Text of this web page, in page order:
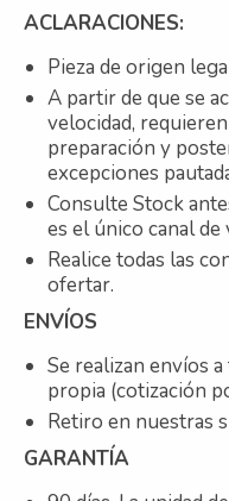
ACLARACIONES:
Pieza de origen
A partir de que se
velocidad,
preparación y
excepciones
Consulte Stock
es el único canal de
Realice todas las
ofertar.
ENVÍOS
Se realizan envíos
propia (cotización
Retiro en nuestras
GARANTÍA